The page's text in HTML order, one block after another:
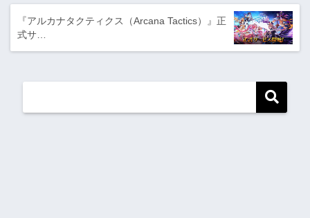
『アルカナタクティクス（Arcana Tactics）』正
式サ…